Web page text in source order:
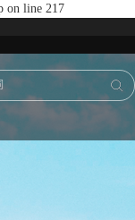
on line 217